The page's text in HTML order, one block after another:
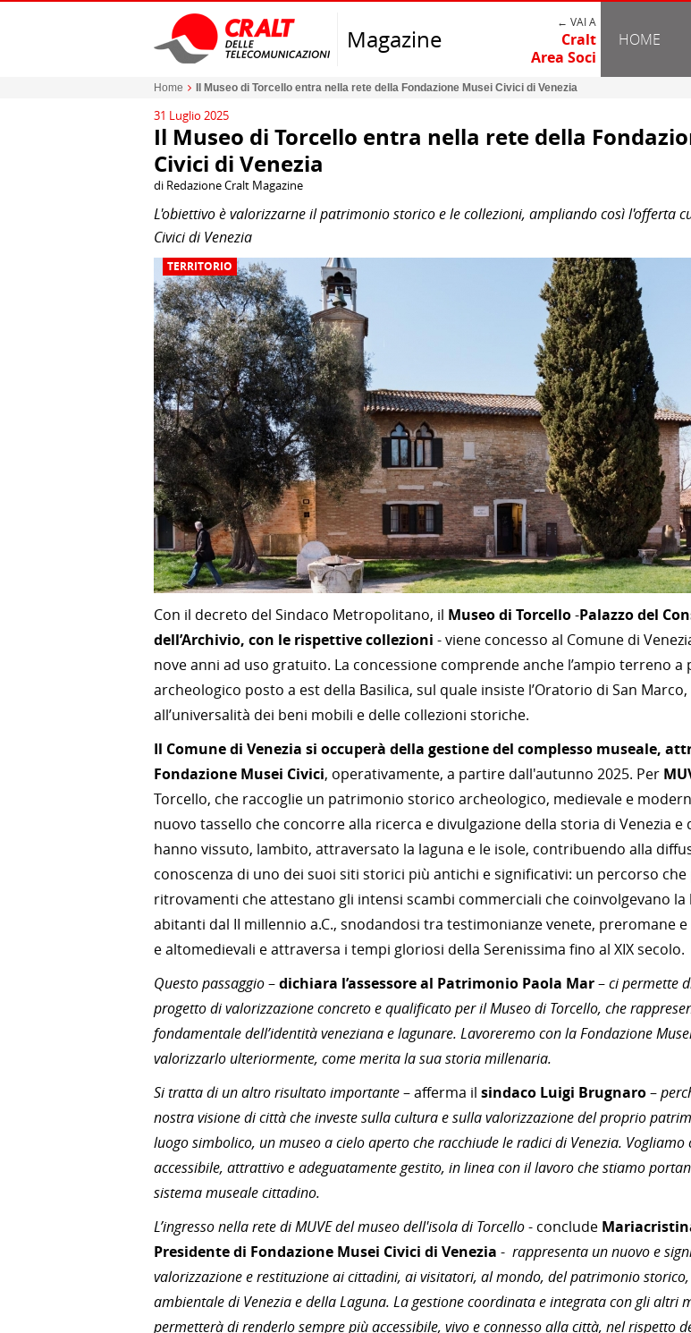
Magazine
← VAI A
Cralt
Area Soci
HOME
Home Il Museo di Torcello entra nella rete della Fondazione Musei Civici di Venezia
31 Luglio 2025
Il Museo di Torcello entra nella rete della
Civici di Venezia
di Redazione Cralt Magazine
L'obiettivo è valorizzarne il patrimonio storico e le collezioni, ampliando così l'offerta
Civici di Venezia
TERRITORIO
Con il decreto del Sindaco Metropolitano, il Museo di Torcello-Palazzo del
dell’Archivio, con le rispettive collezioni - viene concesso al Comune di
nove anni ad uso gratuito. La concessione comprende anche l’ampio terreno
archeologico posto a est della Basilica, sul quale insiste l’Oratorio di San
all’universalità dei beni mobili e delle collezioni storiche.
Il Comune di Venezia si occuperà della gestione del complesso museale,
Fondazione Musei Civici, operativamente, a partire dall'autunno 2025. Per
Torcello, che raccoglie un patrimonio storico archeologico, medievale e
nuovo tassello che concorre alla ricerca e divulgazione della storia di Venezia e
hanno vissuto, lambito, attraversato la laguna e le isole, contribuendo alla
conoscenza di uno dei suoi siti storici più antichi e significativi: un percorso
ritrovamenti che attestano gli intensi scambi commerciali che coinvolgevano la
abitanti dal II millennio a.C., snodandosi tra testimonianze venete, preromane
e altomedievali e attraversa i tempi gloriosi della Serenissima fino al XIX secolo.
Questo passaggio–dichiara l’assessore al Patrimonio Paola Mar–ci permette
progetto di valorizzazione concreto e qualificato per il Museo di Torcello, che
fondamentale dell’identità veneziana e lagunare. Lavoreremo con la Fondazione
valorizzarlo ulteriormente, come merita la sua storia millenaria.
Si tratta di un altro risultato importante– afferma il sindaco Luigi Brugnaro–
nostra visione di città che investe sulla cultura e sulla valorizzazione del proprio
luogo simbolico, un museo a cielo aperto che racchiude le radici di Venezia. Vogliamo
accessibile, attrattivo e adeguatamente gestito, in linea con il lavoro che stiamo
sistema museale cittadino.
L’ingresso nella rete di MUVE del museo dell'isola di Torcello- conclude
Presidente di Fondazione Musei Civici di Venezia - rappresenta un nuovo e
valorizzazione e restituzione ai cittadini, ai visitatori, al mondo, del patrimonio
ambientale di Venezia e della Laguna. La gestione coordinata e integrata con gli altri
permetterà di renderlo sempre più accessibile, vivo e connesso alla città, nel rispetto